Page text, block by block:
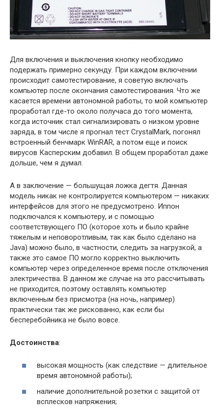
Для включения и выключения кнопку необходимо
подержать примерно секунду. При каждом включении
происходит самотестирование, я советую включать
компьютер после окончания самотестирования. Что же
касается времени автономной работы, то мой компьютер
проработал где-то около получаса до того момента,
когда источник стал сигнализировать о низком уровне
заряда, в том числе я прогнал тест CrystalMark, погонял
встроенный бенчмарк WinRAR, а потом еще и поиск
вирусов Касперским добавил. В общем проработал даже
дольше, чем я думал.
А в заключение — большущая ложка дегтя. Данная
модель никак не контролируется компьютером — никаких
интерфейсов для этого не предусмотрено. Иппон
подключался к компьютеру, и с помощью
соответствующего ПО (которое хоть и было крайне
тяжелым и неповоротливым, так как было сделано на
Java) можно было, в частности, следить за нагрузкой, а
также это самое ПО могло корректно выключить
компьютер через определенное время после отключения
электричества. В данном же случае на это рассчитывать
не приходится, поэтому оставлять компьютер
включенным без присмотра (на ночь, например)
практически так же рискованно, как если бы
бесперебойника не было вовсе.
Достоинства:
высокая мощность (как следствие — длительное
время автономной работы);
наличие дополнительной розетки с защитой от
всплесков напряжения;